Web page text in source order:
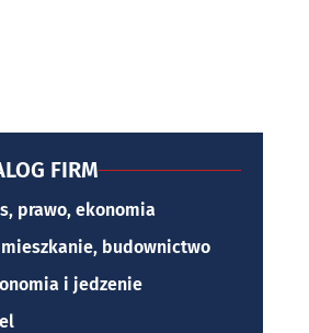
FIRM
prawo, ekonomia
mieszkanie, budownictwo
i jedzenie